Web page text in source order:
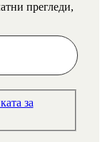
прегледи,
за